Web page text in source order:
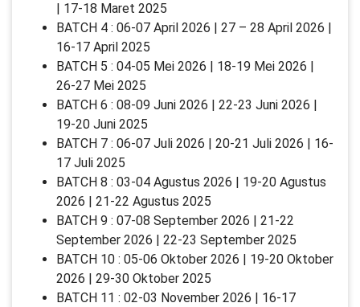
| 17-18 Maret 2025
BATCH 4 : 06-07 April 2026 | 27 – 28 April 2026 |
16-17 April 2025
BATCH 5 : 04-05 Mei 2026 | 18-19 Mei 2026 |
26-27 Mei 2025
BATCH 6 : 08-09 Juni 2026 | 22-23 Juni 2026 |
19-20 Juni 2025
BATCH 7 : 06-07 Juli 2026 | 20-21 Juli 2026 | 16-
17 Juli 2025
BATCH 8 : 03-04 Agustus 2026 | 19-20 Agustus
2026 | 21-22 Agustus 2025
BATCH 9 : 07-08 September 2026 | 21-22
September 2026 | 22-23 September 2025
BATCH 10 : 05-06 Oktober 2026 | 19-20 Oktober
2026 | 29-30 Oktober 2025
BATCH 11 : 02-03 November 2026 | 16-17